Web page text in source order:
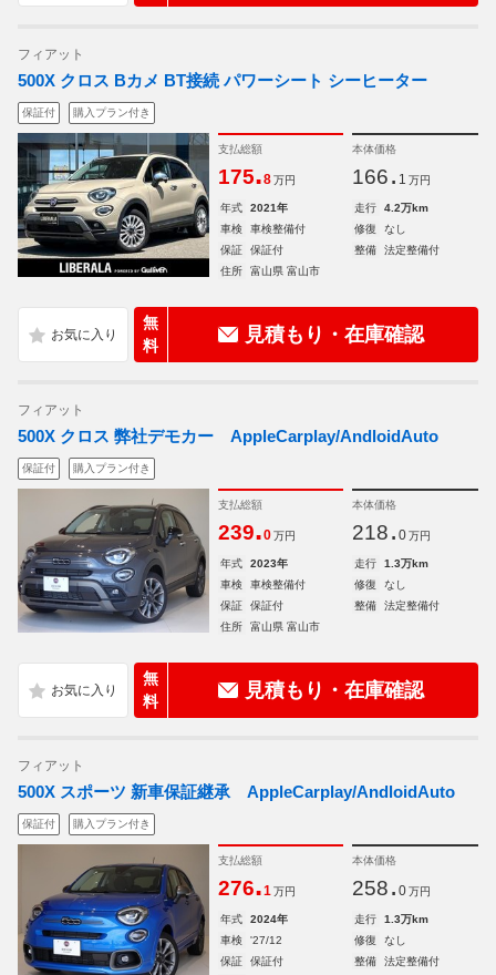
フィアット
500X クロス Bカメ BT接続 パワーシート シーヒーター
保証付 購入プラン付き
支払総額
175.8 万円
本体価格
166. 1 万円
年式 2021年 走行
4.2万km
車検
車検整備付 修復
なし
保証
保証付 整備
法定整備付
住所
富山県 富山市
無
料
見積もり・在庫確認
フィアット
500X クロス 弊社デモカー AppleCarplay/AndloidAuto
保証付 購入プラン付き
支払総額
239.0 万円
本体価格
218. 0 万円
年式 2023年 走行
1.3万km
車検
車検整備付 修復
なし
保証
保証付 整備
法定整備付
住所
富山県 富山市
無
料
見積もり・在庫確認
フィアット
500X スポーツ 新車保証継承 AppleCarplay/AndloidAuto
保証付 購入プラン付き
支払総額
276.1 万円
本体価格
258. 0 万円
年式 2024年 走行
1.3万km
車検
'27/12 修復
なし
保証
保証付 整備
法定整備付